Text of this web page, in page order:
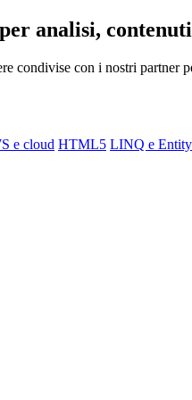
analisi,
condivise con i nostri partner
e cloud HTML5 LINQ e